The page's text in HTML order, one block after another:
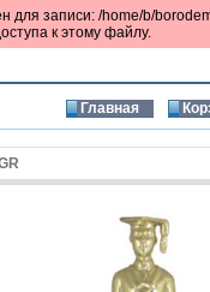
для записи: /home/b/
к этому файлу.
Главная